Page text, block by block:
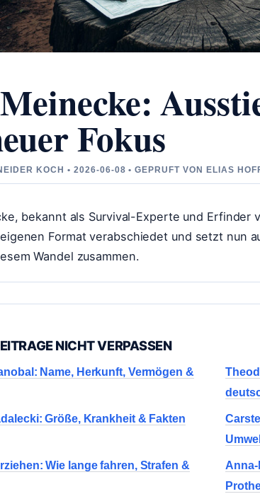
Fokus
KOCH • 2026-06-08 • GEPRUFT VON ELIAS
bekannt als Survival-Experte und Erfinder
Format verabschiedet und setzt nun
Wandel zusammen.
NICHT VERPASSEN
Name, Herkunft, Vermögen &
Größe, Krankheit & Fakten
Wie lange fahren, Strafen &
Anna-